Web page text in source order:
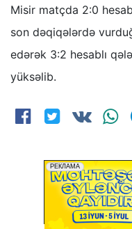
Misir matçda 2:0
son dəqiqələrdə
edərək 3:2 hesablı
yüksəlib.